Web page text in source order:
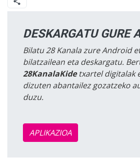
DESKARGATU GURE
Bilatu 28 Kanala zure Android
bilatzailean eta deskargatu.
28KanalaKidetxartel digitalak
dizuten abantailez gozatzeko
duzu.
APLIKAZIOA